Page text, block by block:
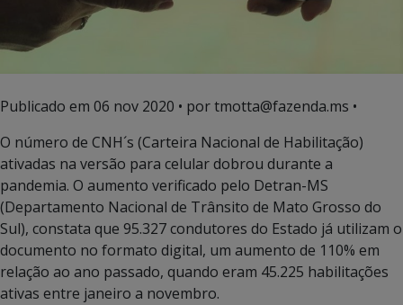
Publicado em 06 nov 2020 • por tmotta@fazenda.ms •
O número de CNH´s (Carteira Nacional de Habilitação)
ativadas na versão para celular dobrou durante a
pandemia. O aumento verificado pelo Detran-MS
(Departamento Nacional de Trânsito de Mato Grosso do
Sul), constata que 95.327 condutores do Estado já utilizam o
documento no formato digital, um aumento de 110% em
relação ao ano passado, quando eram 45.225 habilitações
ativas entre janeiro a novembro.